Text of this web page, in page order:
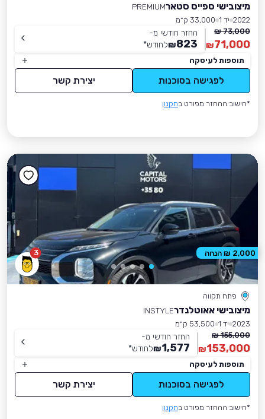
מיצובישי ספייס סטארPREMIUM
2022 יד 1
33,000 ק״מ
73,000 ₪
71,000
₪
החזר חודשי מ-
823
₪לחודש*
תוספות לעיסקה
לפגישה בסוכנות יצירת קשר
*חישוב ההחזר מפורט בתקנון
3
פתח תקווה
מיצובישי אאוטלנדרINSTYLE
2023 יד 1
53,500 ק״מ
155,000 ₪
153,000
₪
החזר חודשי מ-
1,577
₪לחודש*
תוספות לעיסקה
לפגישה בסוכנות יצירת קשר
*חישוב ההחזר מפורט בתקנון
2,000 ₪ הנחה